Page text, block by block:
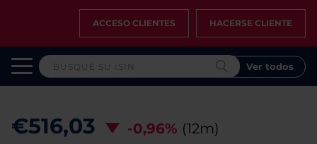
ACCESO CLIENTES HACERSE CLIENTE
Ver todos
€516,03 -0,96% (12m)